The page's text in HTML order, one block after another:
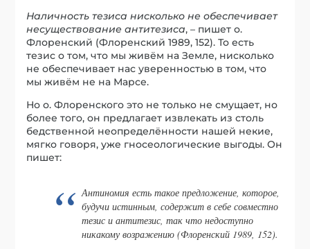
Наличность тезиса нисколько не обеспечивает
несуществование антитезиса, – пишет о.
Флоренский (Флоренский 1989, 152). То есть
тезис о том, что мы живём на Земле, нисколько
не обеспечивает нас уверенностью в том, что
мы живём не на Марсе.
Но о. Флоренского это не только не смущает, но
более того, он предлагает извлекать из столь
бедственной неопределённости нашей некие,
мягко говоря, уже гносеологические выгоды. Он
пишет:
Антиномия есть такое предложение, которое,
будучи истинным, содержит в себе совместно
тезис и антитезис, так что недоступно
никакому возражению (Флоренский 1989, 152).